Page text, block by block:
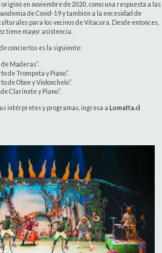
en noviembre de 2020, como una respuesta a las
de Covid-19 y también a la necesidad de
para los vecinos de Vitacura. Desde entonces,
tiene mayor asistencia.
conciertos es la siguiente:
Maderas”.
de Trompeta y Piano”.
de Oboe y Violonchelo”.
Clarinete y Piano”.
intérpretes y programas, ingresa a Lomatta.cl